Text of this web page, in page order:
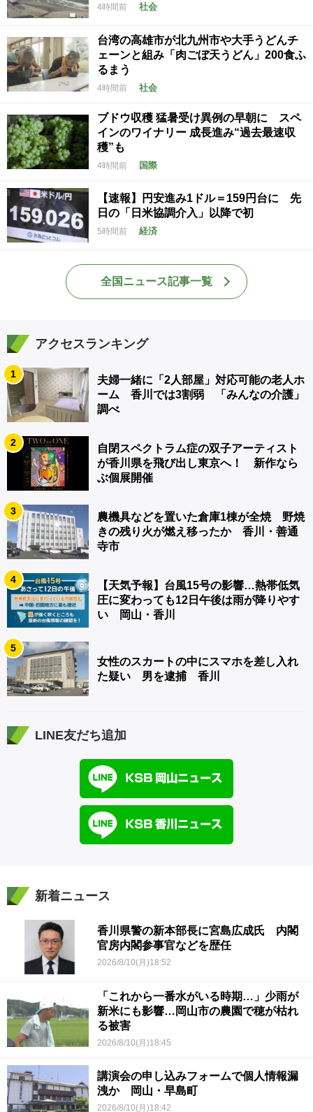
4時間前 社会
台湾の高雄市が北九州市や大手うどんチ
ェーンと組み「肉ごぼ天うどん」200食ふ
るまう
4時間前 社会
ブドウ収穫 猛暑受け異例の早朝に スペ
インのワイナリー 成長進み“過去最速収
穫”も
4時間前 国際
【速報】円安進み1ドル＝159円台に 先
日の「日米協調介入」以降で初
5時間前 経済
全国ニュース記事一覧
アクセスランキング
1
夫婦一緒に「2人部屋」対応可能の老人ホ
ーム 香川では3割弱 「みんなの介護」
調べ
2
自閉スペクトラム症の双子アーティスト
が香川県を飛び出し東京へ！ 新作なら
ぶ個展開催
3
農機具などを置いた倉庫1棟が全焼 野焼
きの残り火が燃え移ったか 香川・善通
寺市
4
【天気予報】台風15号の影響…熱帯低気
圧に変わっても12日午後は雨が降りやす
い 岡山・香川
5
女性のスカートの中にスマホを差し入れ
た疑い 男を逮捕 香川
LINE友だち追加
新着ニュース
香川県警の新本部長に宮島広成氏 内閣
官房内閣参事官などを歴任
2026/8/10(月)18:52
「これから一番水がいる時期…」少雨が
新米にも影響…岡山市の農園で穂が枯れ
る被害
2026/8/10(月)18:45
講演会の申し込みフォームで個人情報漏
洩か 岡山・早島町
2026/8/10(月)18:42